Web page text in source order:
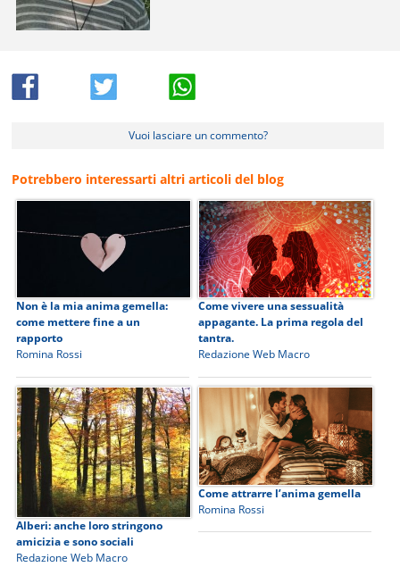
Vuoi lasciare un commento?
Potrebbero interessarti altri articoli del blog
Non è la mia anima gemella:
come mettere fine a un
rapporto
Romina Rossi
Come vivere una sessualità
appagante. La prima regola del
tantra.
Redazione Web Macro
Alberi: anche loro stringono
amicizia e sono sociali
Redazione Web Macro
Come attrarre l’anima gemella
Romina Rossi